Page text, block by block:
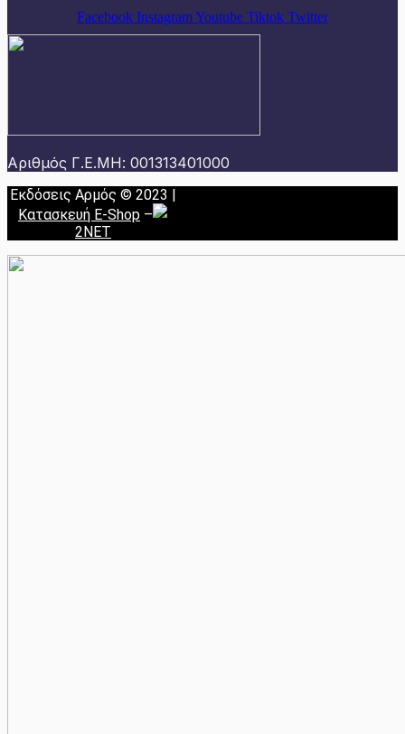
Facebook InstagramYoutube Tiktok Twitter
Αριθμός Γ.Ε.ΜΗ: 001313401000
Εκδόσεις Αρμός © 2023 |
Κατασκευή E-Shop –
2NET